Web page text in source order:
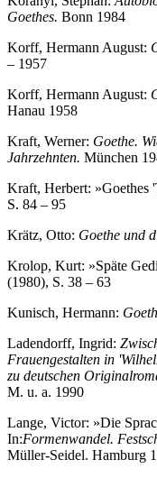
Goethes. Bonn 1984
Korff, Hermann August:
– 1957
Korff, Hermann August:
Hanau 1958
Kraft, Werner: Goethe.
Jahrzehnten. München
Kraft, Herbert: »Goethes
S. 84 – 95
Krätz, Otto: Goethe und
Krolop, Kurt: »Späte
(1980), S. 38 – 63
Kunisch, Hermann:
Ladendorff, Ingrid:
Frauengestalten in
zu deutschen
M. u. a. 1990
Lange, Victor: »Die
In:Formenwandel.
Müller-Seidel. Hamburg